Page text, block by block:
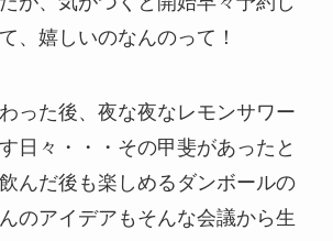
、嬉しいのなんのって！
った後、夜な夜なレモンサワー
日々・・・その甲斐があったと
んだ後も楽しめるダンボールの
のアイデアもそんな会議から生